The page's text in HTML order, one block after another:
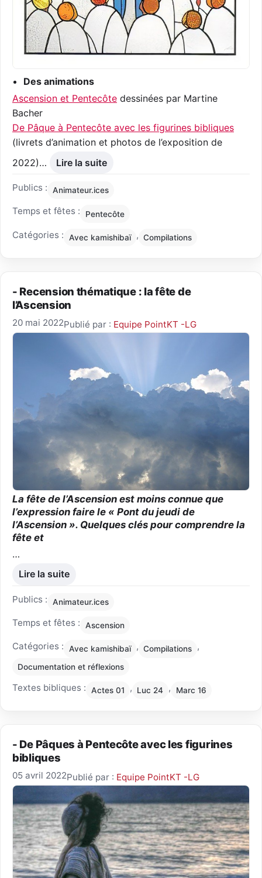
Des animations
Ascension et Pentecôte dessinées par Martine
Bacher
De Pâque à Pentecôte avec les figurines bibliques
(livrets d’animation et photos de l’exposition de
2022)…
Lire la suite
Publics : Animateur.ices
Temps et fêtes : Pentecôte
Catégories : Avec kamishibaï , Compilations
- Recension thématique : la fête de
l’Ascension
20 mai 2022Publié par : Equipe PointKT -LG
La fête de l’Ascension est moins connue que
l’expression faire le « Pont du jeudi de
l’Ascension ». Quelques clés pour comprendre la
fête et
…
Lire la suite
Publics : Animateur.ices
Temps et fêtes : Ascension
Catégories : Avec kamishibaï , Compilations ,
Documentation et réflexions
Textes bibliques : Actes 01 , Luc 24 , Marc 16
- De Pâques à Pentecôte avec les figurines
bibliques
05 avril 2022Publié par : Equipe PointKT -LG